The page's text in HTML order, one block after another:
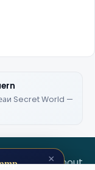
Secret World —
PrivacyAbout
×